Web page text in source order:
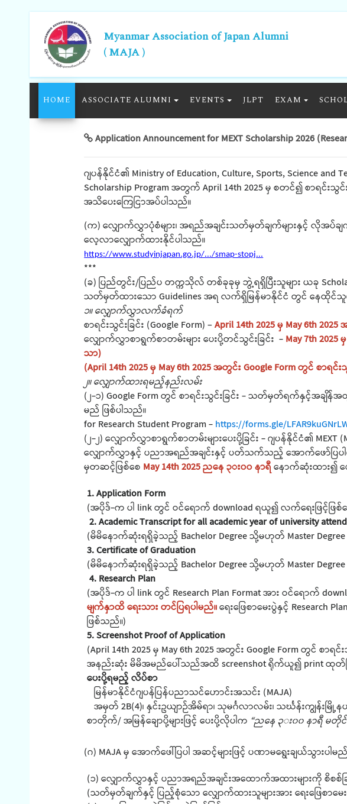
Myanmar Association of Japan Alumni
( MAJA )
HOME ASSOCIATE ALUMNI EVENTS JLPT EXAM
Application Announcement for MEXT Scholarship 2026
ဂျပန်နိုင်ငံ၏ Ministry of Education, Culture, Sports, Science
Scholarship Program အတွက် April 14th 2025 မှ စတင်၍ စာရင်း
အသိပေးကြေငြာအပ်ပါသည်။
(က) လျှောက်လွှာပုံစံများ၊ အရည်အချင်းသတ်မှတ်ချက်များနှင့် လိုအပ်
လေ့လာလျှောက်ထားနိုင်ပါသည်။
https://www.studyinjapan.go.jp/.../smap-stopj...
***
(ခ) ပြည်တွင်း/ပြည်ပ တက္ကသိုလ် တစ်ခုခုမှ ဘွဲ့ရရှိပြီးသူများ ယခု
သတ်မှတ်ထားသော Guidelines အရ လက်ရှိမြန်မာနိုင်ငံ တွင် နေထိုင်သူ
၁။ လျှောက်လွှာလက်ခံရက်
စာရင်းသွင်းခြင်း (Google Form) –April 14th 2025 မှ May 6th
လျှောက်လွှာစာရွက်စာတမ်းများ ပေးပို့တင်သွင်းခြင်း - May 7th
သာ)
(April 14th 2025 မှ May 6th 2025 အတွင်း Google Form တွင် စ
၂။ လျှောက်ထားရမည့်နည်းလမ်း
(၂-၁) Google Form တွင် စာရင်းသွင်းခြင်း - သတ်မှတ်ရက်နှင့်အချိန်
မည် ဖြစ်ပါသည်။
for Research Student Program - https://forms.gle/
(၂-၂) လျှောက်လွှာစာရွက်စာတမ်းများပေးပို့ခြင်း - ဂျပန်နိုင်ငံ၏
လျှောက်လွှာနှင့် ပညာအရည်အချင်းနှင့် ပတ်သက်သည့် အောက်ဖော်ပြပါစာ
မှတဆင့်ဖြစ်စေ May 14th 2025 ညနေ ၃း၀၀ နာရီနောက်ဆုံးထား၍
1. Application Form
(အပိုဒ်-က ပါ link တွင် ဝင်ရောက် download ရယူ၍ လက်ရေးဖြင့်ဖြစ်
2. Academic Transcript for all academic year of university
(မိမိနောက်ဆုံးရရှိခဲ့သည့် Bachelor Degree သို့မဟုတ် Master
3. Certificate of Graduation
(မိမိနောက်ဆုံးရရှိခဲ့သည့် Bachelor Degree သို့မဟုတ် Master
4. Research Plan
(အပိုဒ်-က ပါ link တွင် Research Plan Format အား ဝင်ရောက်
မျက်နှာထိ ရေးသား တင်ပြရပါမည်။ရေးဖြေစာမေးပွဲနှင့်
ဖြစ်သည်။)
5. Screenshot Proof of Application
(April 14th 2025 မှ May 6th 2025 အတွင်း Google Form တွင်
အနည်းဆုံး မိမိအမည်ပေါ်သည်အထိ screenshot ရိုက်ယူ၍ print ထုတ်ပ
ပေးပို့ရမည့် လိပ်စာ
မြန်မာနိုင်ငံဂျပန်ပြန်ပညာသင်ဟောင်းအသင်း (MAJA)
အမှတ် 2B(4)၊ နှင်းဥယျာဉ်အိမ်ရာ၊ သုမင်္ဂလာလမ်း၊ သင်္ဃန်းကျွန်းမြို့
စာတိုက်/ အမြန်ချောပို့များဖြင့် ပေးပို့လိုပါက “ညနေ ၃း၀၀ နာရီ မတိုင်
(ဂ) MAJA မှ အောက်ဖေါ်ပြပါ အဆင့်များဖြင့် ပဏာမရွေးချယ်သွားပါမ
(၁) လျှောက်လွှာနှင့် ပညာအရည်အချင်းအထောက်အထားများကို စိစစ်ခြ
(သတ်မှတ်ချက်နှင့် ပြည့်စုံသော လျှောက်ထားသူများအား ရေးဖြေစာမ